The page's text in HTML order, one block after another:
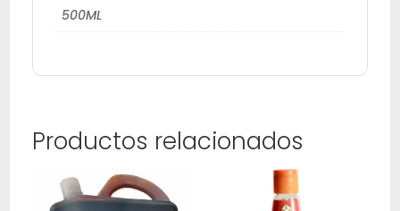
500ML
Productos relacionados